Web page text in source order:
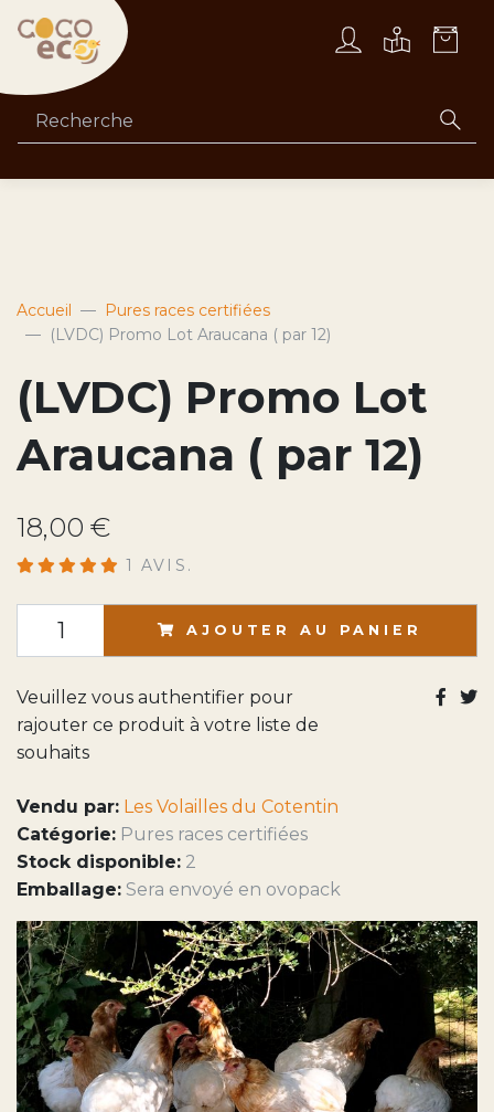
Accueil
Pures races certifiées
(LVDC) Promo Lot Araucana ( par 12)
(LVDC) Promo Lot
Araucana ( par 12)
18,00 €
1 AVIS.
AJOUTER AU PANIER
Veuillez vous authentifier pour
rajouter ce produit à votre liste de
souhaits
Vendu par: Les Volailles du Cotentin
Catégorie: Pures races certifiées
Stock disponible: 2
Emballage: Sera envoyé en ovopack